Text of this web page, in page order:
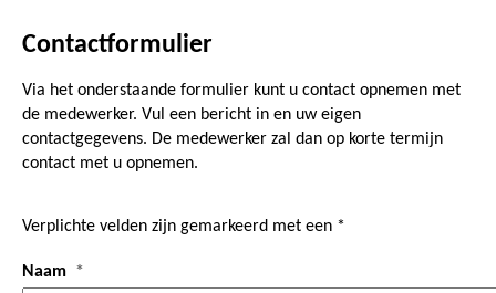
Contactformulier
Via het onderstaande formulier kunt u contact opnemen met
de medewerker. Vul een bericht in en uw eigen
contactgegevens. De medewerker zal dan op korte termijn
contact met u opnemen.
Verplichte velden zijn gemarkeerd met een *
Naam